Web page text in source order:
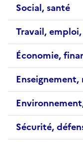
Social, santé
Travail,
Économie,
Enseignement,
Sécurité,